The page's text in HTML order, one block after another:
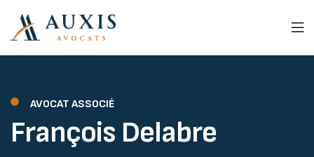
AVOCAT ASSOCIÉ
François Delabre